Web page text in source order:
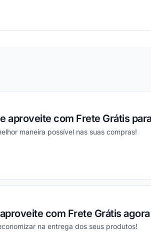
aproveite com Frete Grátis
maneira possível nas suas compras!
com Frete Grátis
na entrega dos seus produtos!